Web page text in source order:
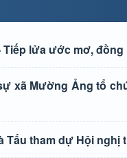
Tiếp lửa ước mơ,
xã Mường Ảng tổ
Tấu tham dự Hội